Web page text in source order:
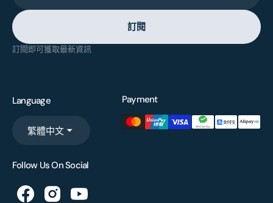
訂閱
訂閱即可獲取最新資訊
Language
繁體中文
Payment
Follow Us On Social